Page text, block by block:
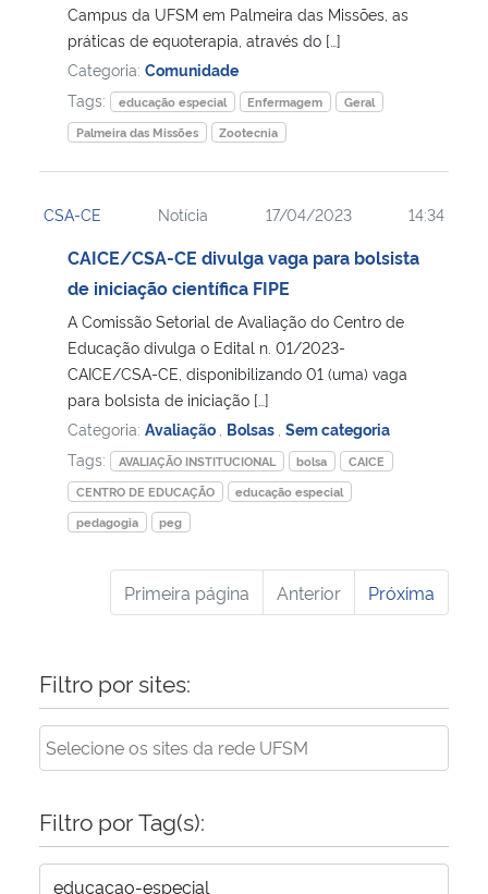
Campus da UFSM em Palmeira das Missões, as
práticas de equoterapia, através do […]
Categoria: Comunidade
Tags:
educação especial Enfermagem
Geral
Palmeira das Missões
Zootecnia
CSA-CE Notícia 17/04/2023 14:34
CAICE/CSA-CE divulga vaga para bolsista
de iniciação científica FIPE
A Comissão Setorial de Avaliação do Centro de
Educação divulga o Edital n. 01/2023-
CAICE/CSA-CE, disponibilizando 01 (uma) vaga
para bolsista de iniciação […]
Categoria: Avaliação Bolsas Sem categoria
Tags:
AVALIAÇÃO INSTITUCIONAL bolsa
CAICE
CENTRO DE EDUCAÇÃO
educação especial
pedagogia
peg
Primeira página Anterior Próxima
Filtro por sites:
Filtro por Tag(s):